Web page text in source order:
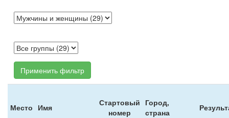
Применить фильтр
Место Имя
Стартовый
номер
Город,
страна